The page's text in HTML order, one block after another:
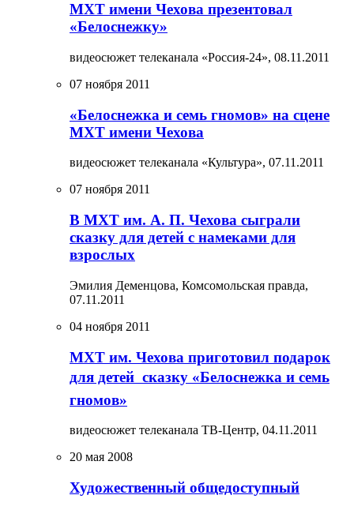
МХТ имени Чехова презентовал
«Белоснежку»
видеосюжет телеканала «Россия-24», 08.11.2011
07 ноября 2011
«Белоснежка и семь гномов» на сцене
МХТ имени Чехова
видеосюжет телеканала «Культура», 07.11.2011
07 ноября 2011
В МХТ им. А. П. Чехова сыграли
сказку для детей с намеками для
взрослых
Эмилия Деменцова, Комсомольская правда,
07.11.2011
04 ноября 2011
МХТ им. Чехова приготовил подарок
для детей  сказку «Белоснежка и семь
гномов»
видеосюжет телеканала ТВ-Центр, 04.11.2011
20 мая 2008
Художественный общедоступный